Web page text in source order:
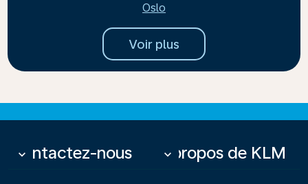
Oslo
Voir plus
Contactez-nous
keyboard_arrow_down À propos de KLM
keyboard_arrow_down